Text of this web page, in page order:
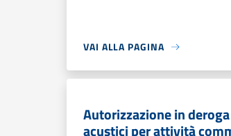
VAI ALLA PAGINA
Autorizzazione in
acustici per attività